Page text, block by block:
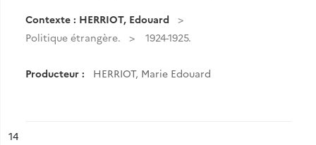
Contexte : HERRIOT, Edouard
Politique étrangère.
1924-1925.
Producteur : HERRIOT, Marie Edouard
n°
14